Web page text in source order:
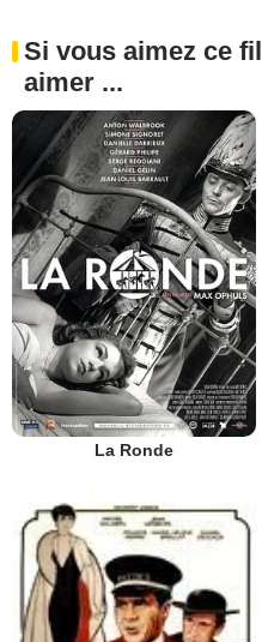
Si vous aimez ce
aimer ...
La Ronde